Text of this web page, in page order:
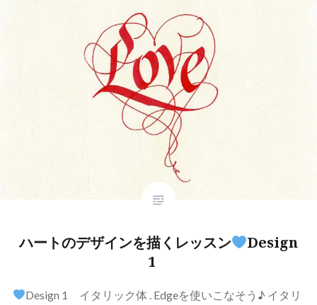
ハートのデザインを描くレッスン
Design
1
Design 1 イタリック体 . Edgeを使いこなそう♪ イタリ